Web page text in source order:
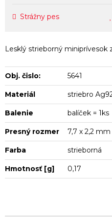
Strážny pes
Lesklý strieborný miniprívesok
Obj. čislo: 5641
Materiál striebro
Balenie balíček = 1ks
Presný rozmer 7,7 x 2,2 mm
Farba strieborná
Hmotnosť [g] 0,17